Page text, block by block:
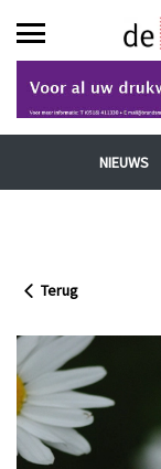
NIEUWS
Terug